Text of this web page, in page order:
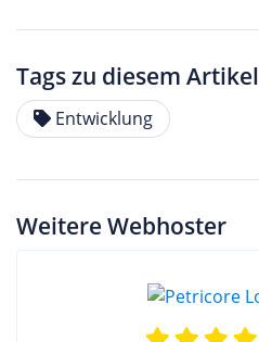
Tags zu diesem Artikel
Entwicklung
Weitere Webhoster